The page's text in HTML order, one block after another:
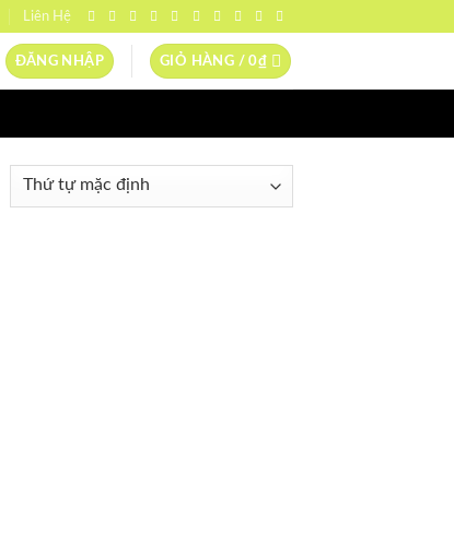
Liên Hệ
ĐĂNG NHẬP GIỎ HÀNG /0₫